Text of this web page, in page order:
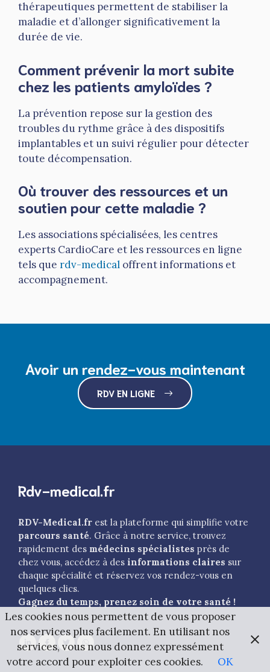
thérapeutiques permettent de stabiliser la
maladie et d’allonger significativement la
durée de vie.
Comment prévenir la mort subite
chez les patients amyloïdes ?
La prévention repose sur la gestion des
troubles du rythme grâce à des dispositifs
implantables et un suivi régulier pour détecter
toute décompensation.
Où trouver des ressources et un
soutien pour cette maladie ?
Les associations spécialisées, les centres
experts CardioCare et les ressources en ligne
tels que rdv-medical offrent informations et
accompagnement.
Avoir un rendez-vous maintenant
RDV EN LIGNE
Rdv-medical.fr
RDV-Medical.fr est la plateforme qui simplifie votre
parcours santé. Grâce à notre service, trouvez
rapidement des médecins spécialistes près de
chez vous, accédez à des informations claires sur
chaque spécialité et réservez vos rendez-vous en
quelques clics.
Gagnez du temps, prenez soin de votre santé !
Les cookies nous permettent de vous proposer
nos services plus facilement. En utilisant nos
services, vous nous donnez expressément
votre accord pour exploiter ces cookies.
OK